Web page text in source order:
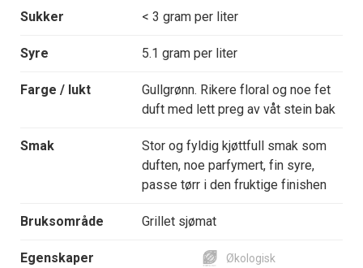
Sukker < 3 gram per liter
Syre 5.1 gram per liter
Farge / lukt
Gullgrønn. Rikere floral og noe fet
duft med lett preg av våt stein bak
Smak
Stor og fyldig kjøttfull smak som
duften, noe parfymert, fin syre,
passe tørr i den fruktige finishen
Bruksområde Grillet sjømat
Egenskaper Økologisk